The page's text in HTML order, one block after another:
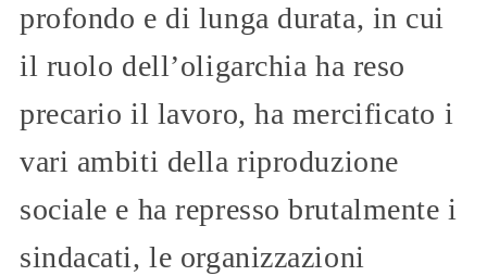
profondo e di lunga durata, in cui
il ruolo dell’oligarchia ha reso
precario il lavoro, ha mercificato i
vari ambiti della riproduzione
sociale e ha represso brutalmente i
sindacati, le organizzazioni